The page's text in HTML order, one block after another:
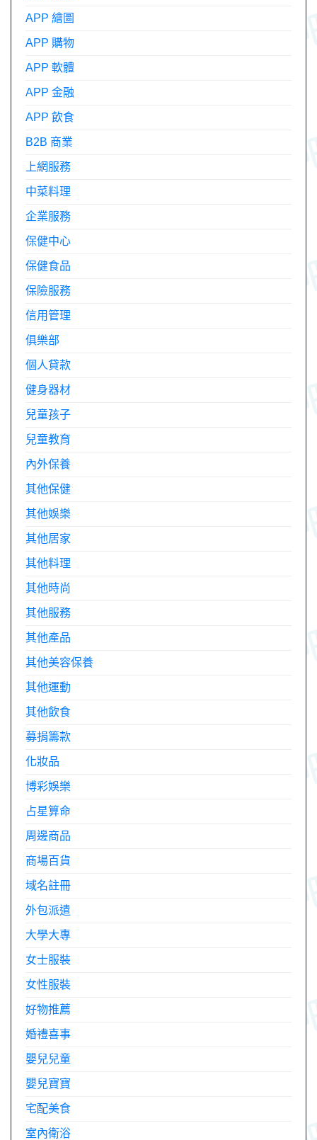
APP 繪圖
APP 購物
APP 軟體
APP 金融
APP 飲食
B2B 商業
上網服務
中菜料理
企業服務
保健中心
保健食品
保險服務
信用管理
俱樂部
個人貸款
健身器材
兒童孩子
兒童教育
內外保養
其他保健
其他娛樂
其他居家
其他料理
其他時尚
其他服務
其他產品
其他美容保養
其他運動
其他飲食
募捐籌款
化妝品
博彩娛樂
占星算命
周邊商品
商場百貨
域名註冊
外包派遣
大學大專
女士服裝
女性服裝
好物推薦
婚禮喜事
嬰兒兒童
嬰兒寶寶
宅配美食
室內衛浴